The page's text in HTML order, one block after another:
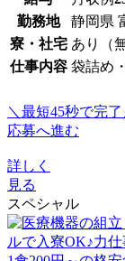
勤務地
静岡県
寮・社宅 あり（
仕事内容 袋詰め
＼最短45秒で完了
応募へ進む
詳しく
見る
スペシャル